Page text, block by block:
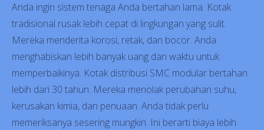
Anda ingin sistem tenaga Anda bertahan lama. Kotak
tradisional rusak lebih cepat di lingkungan yang sulit.
Mereka menderita korosi, retak, dan bocor. Anda
menghabiskan lebih banyak uang dan waktu untuk
memperbaikinya. Kotak distribusi SMC modular bertahan
lebih dari 30 tahun. Mereka menolak perubahan suhu,
kerusakan kimia, dan penuaan. Anda tidak perlu
memeriksanya sesering mungkin. Ini berarti biaya lebih